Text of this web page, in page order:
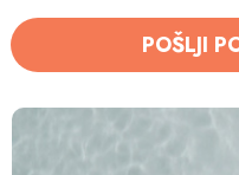
POŠLJI